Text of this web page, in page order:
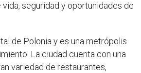
seguridad y oportunidades de
de Polonia y es una metrópolis
La ciudad cuenta con una
variedad de restaurantes,